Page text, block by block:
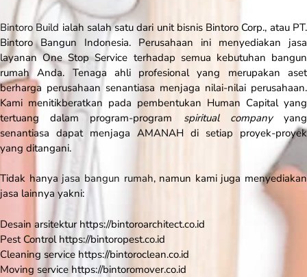
Bintoro Build ialah salah satu dari unit bisnis Bintoro Corp., atau PT.
Bintoro Bangun Indonesia. Perusahaan ini menyediakan jasa
layanan One Stop Service terhadap semua kebutuhan bangun
rumah Anda. Tenaga ahli profesional yang merupakan aset
berharga perusahaan senantiasa menjaga nilai-nilai perusahaan.
Kami menitikberatkan pada pembentukan Human Capital yang
tertuang dalam program-program spiritual companyyang
senantiasa dapat menjaga AMANAH di setiap proyek-proyek
yang ditangani.
Tidak hanya jasa bangun rumah, namun kami juga menyediakan
jasa lainnya yakni:
Desain arsitektur https://bintoroarchitect.co.id
Pest Control https://bintoropest.co.id
Cleaning service https://bintoroclean.co.id
Moving service https://bintoromover.co.id